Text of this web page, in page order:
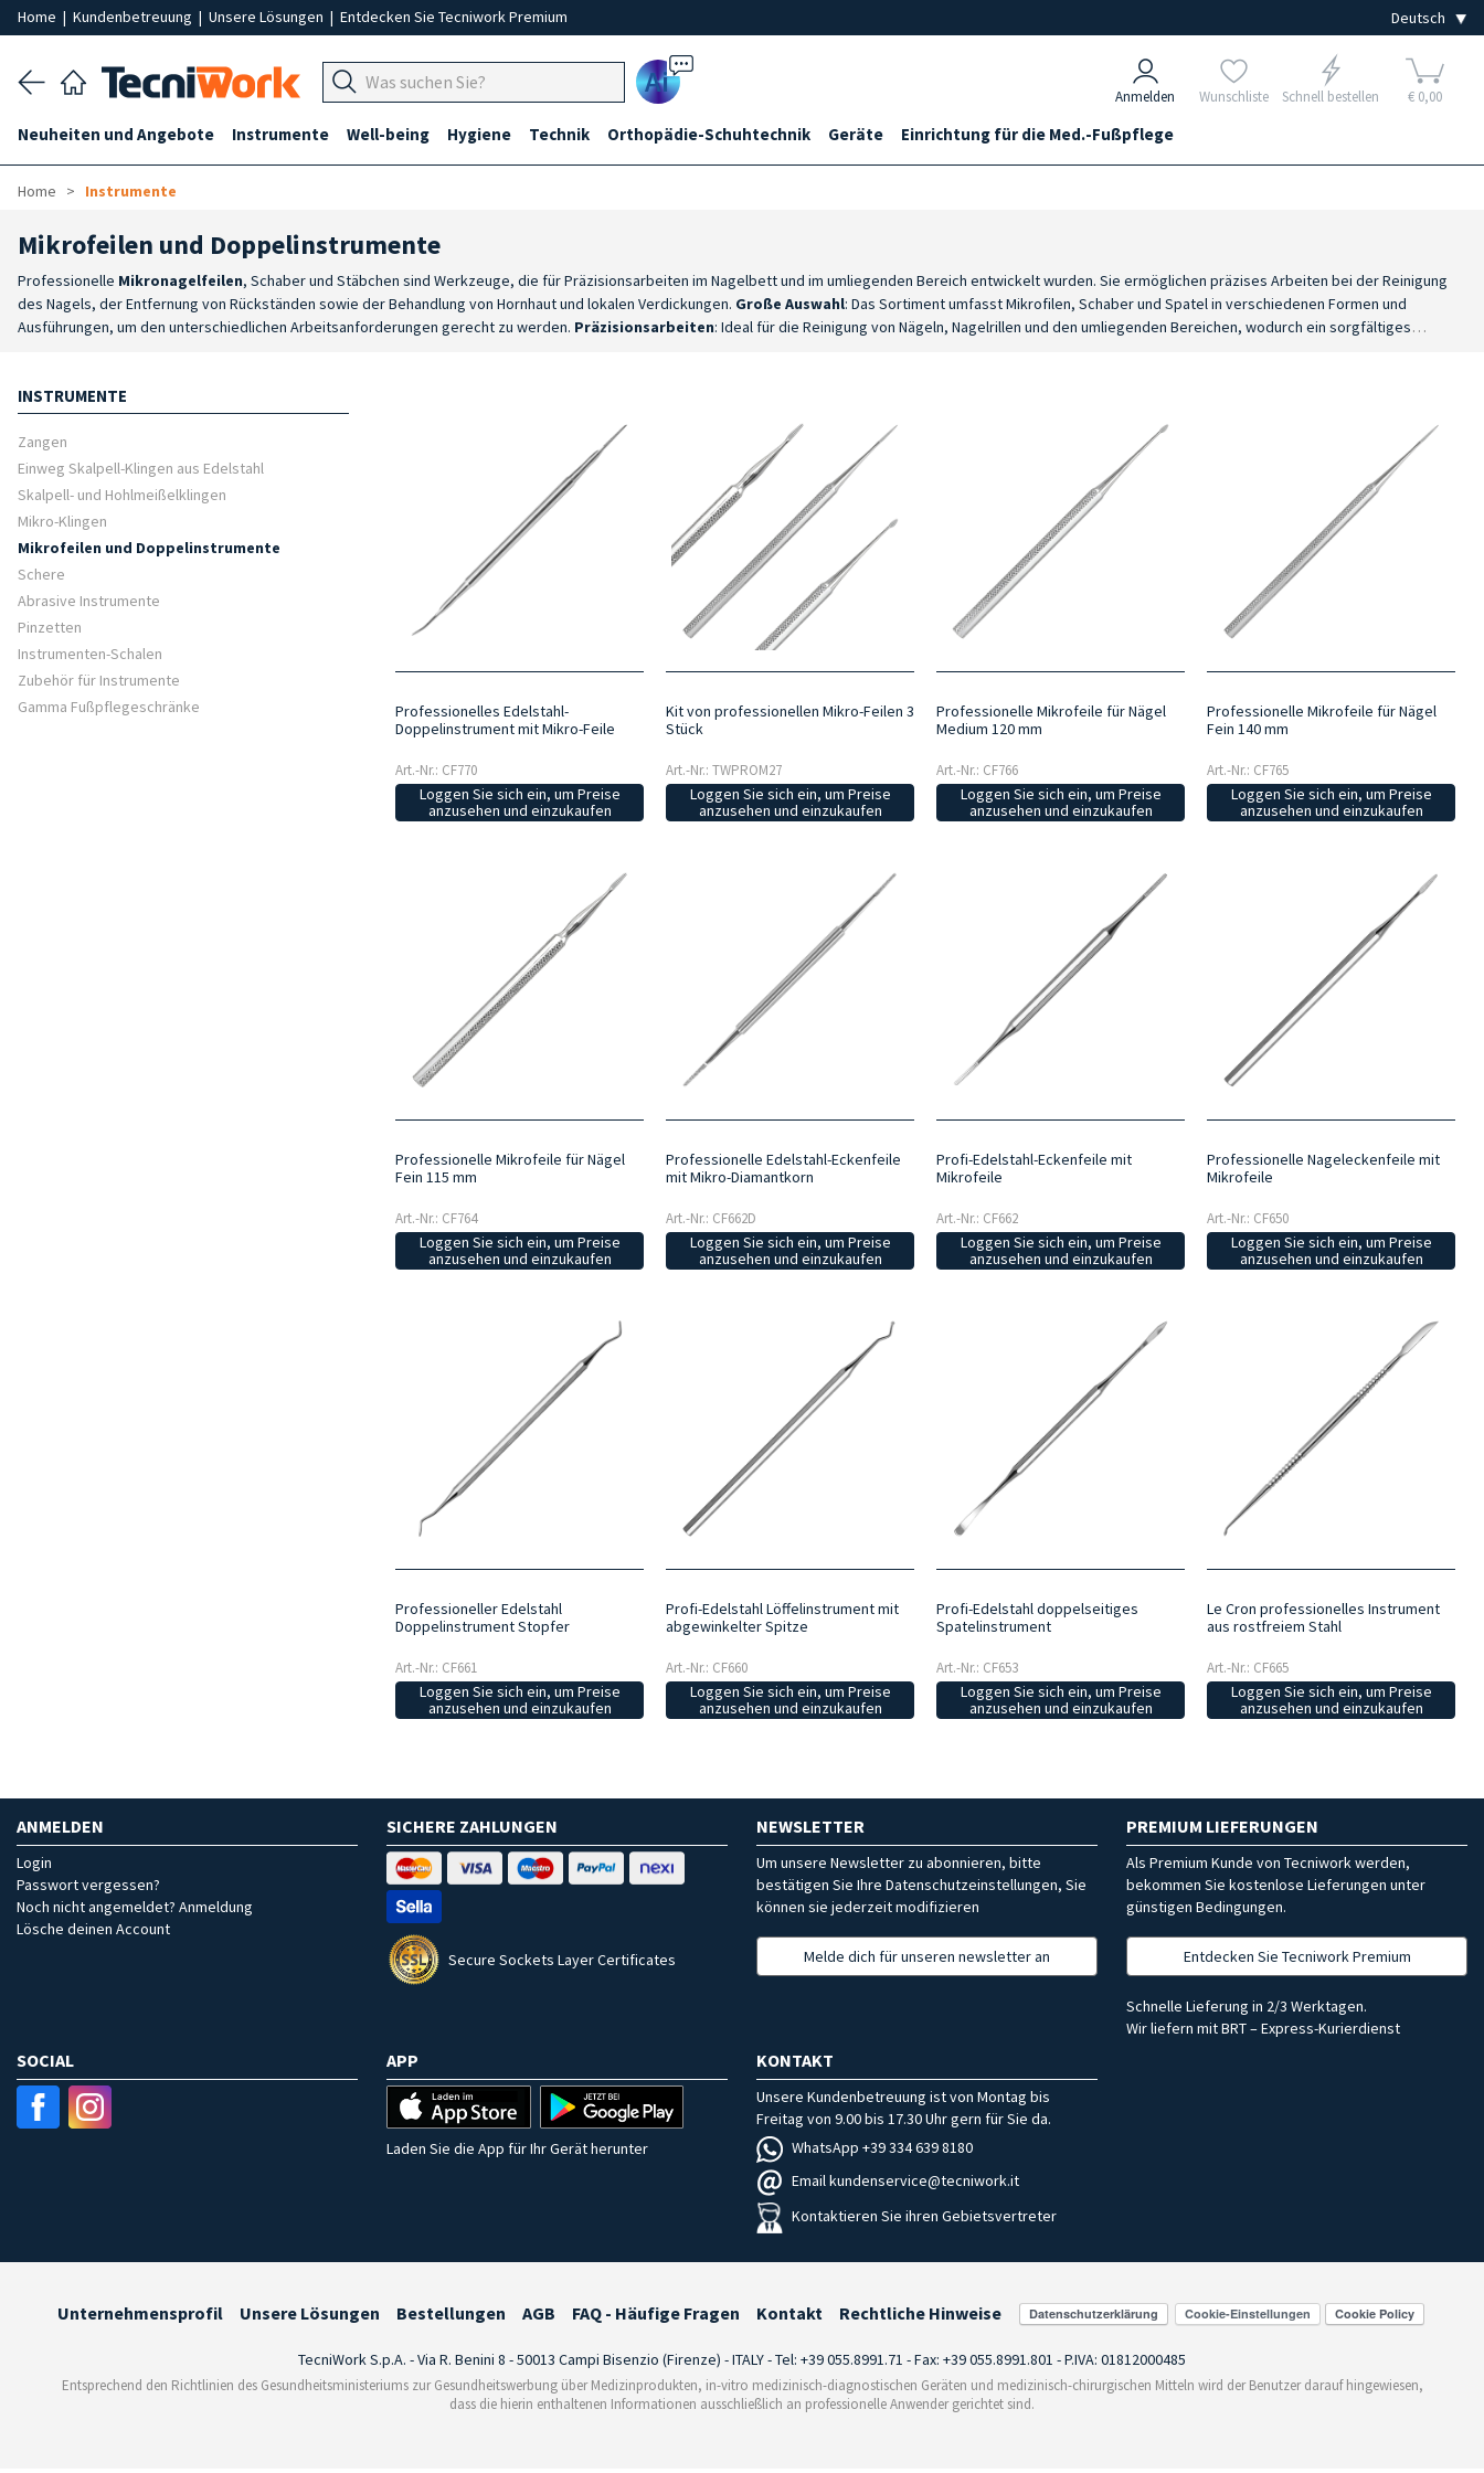
Home | Kundenbetreuung | Unsere Lösungen | Entdecken Sie Tecniwork Premium
Ai Anmelden Wunschliste Schnell bestellen € 0,00
Neuheiten und Angebote Instrumente Well-being Hygiene Technik Orthopädie-Schuhtechnik Geräte Einrichtung für die Med.-Fußpflege
Home Instrumente
Mikrofeilen und Doppelinstrumente
Professionelle Mikronagelfeilen, Schaber und Stäbchen sind Werkzeuge, die für Präzisionsarbeiten im Nagelbett und im umliegenden Bereich entwickelt wurden. Sie ermöglichen präzises Arbeiten bei der Reinigung
des Nagels, der Entfernung von Rückständen sowie der Behandlung von Hornhaut und lokalen Verdickungen. Große Auswahl: Das Sortiment umfasst Mikrofilen, Schaber und Spatel in verschiedenen Formen und
Ausführungen, um den unterschiedlichen Arbeitsanforderungen gerecht zu werden. Präzisionsarbeiten: Ideal für die Reinigung von Nägeln, Nagelrillen und den umliegenden Bereichen, wodurch ein sorgfältiges
INSTRUMENTE
Zangen
Einweg Skalpell-Klingen aus Edelstahl
Skalpell- und Hohlmeißelklingen
Mikro-Klingen
Mikrofeilen und Doppelinstrumente
Schere
Abrasive Instrumente
Pinzetten
Instrumenten-Schalen
Zubehör für Instrumente
Gamma Fußpflegeschränke
Professionelles Edelstahl-
Doppelinstrument mit Mikro-Feile
Art.-Nr.: CF770
Loggen Sie sich ein, um Preise
anzusehen und einzukaufen
Kit von professionellen Mikro-Feilen 3
Stück
Art.-Nr.: TWPROM27
Loggen Sie sich ein, um Preise
anzusehen und einzukaufen
Professionelle Mikrofeile für Nägel
Medium 120 mm
Art.-Nr.: CF766
Loggen Sie sich ein, um Preise
anzusehen und einzukaufen
Professionelle Mikrofeile für Nägel
Fein 140 mm
Art.-Nr.: CF765
Loggen Sie sich ein, um Preise
anzusehen und einzukaufen
Professionelle Mikrofeile für Nägel
Fein 115 mm
Art.-Nr.: CF764
Loggen Sie sich ein, um Preise
anzusehen und einzukaufen
Professionelle Edelstahl-Eckenfeile
mit Mikro-Diamantkorn
Art.-Nr.: CF662D
Loggen Sie sich ein, um Preise
anzusehen und einzukaufen
Profi-Edelstahl-Eckenfeile mit
Mikrofeile
Art.-Nr.: CF662
Loggen Sie sich ein, um Preise
anzusehen und einzukaufen
Professionelle Nageleckenfeile mit
Mikrofeile
Art.-Nr.: CF650
Loggen Sie sich ein, um Preise
anzusehen und einzukaufen
Professioneller Edelstahl
Doppelinstrument Stopfer
Art.-Nr.: CF661
Loggen Sie sich ein, um Preise
anzusehen und einzukaufen
Profi-Edelstahl Löffelinstrument mit
abgewinkelter Spitze
Art.-Nr.: CF660
Loggen Sie sich ein, um Preise
anzusehen und einzukaufen
Profi-Edelstahl doppelseitiges
Spatelinstrument
Art.-Nr.: CF653
Loggen Sie sich ein, um Preise
anzusehen und einzukaufen
Le Cron professionelles Instrument
aus rostfreiem Stahl
Art.-Nr.: CF665
Loggen Sie sich ein, um Preise
anzusehen und einzukaufen
ANMELDEN
Login
Passwort vergessen?
Noch nicht angemeldet? Anmeldung
Lösche deinen Account
SICHERE ZAHLUNGEN
Secure Sockets Layer Certificates
NEWSLETTER
Um unsere Newsletter zu abonnieren, bitte
bestätigen Sie Ihre Datenschutzeinstellungen, Sie
können sie jederzeit modifizieren
Melde dich für unseren newsletter an
PREMIUM LIEFERUNGEN
Als Premium Kunde von Tecniwork werden,
bekommen Sie kostenlose Lieferungen unter
günstigen Bedingungen.
Entdecken Sie Tecniwork Premium
Schnelle Lieferung in 2/3 Werktagen.
Wir liefern mit BRT – Express-Kurierdienst
SOCIAL APP
Laden Sie die App für Ihr Gerät herunter
KONTAKT
Unsere Kundenbetreuung ist von Montag bis
Freitag von 9.00 bis 17.30 Uhr gern für Sie da.
WhatsApp +39 334 639 8180
Email kundenservice@tecniwork.it
Kontaktieren Sie ihren Gebietsvertreter
Unternehmensprofil Unsere Lösungen Bestellungen AGB FAQ - Häufige Fragen Kontakt Rechtliche Hinweise Cookie-Einstellungen
TecniWork S.p.A. - Via R. Benini 8 - 50013 Campi Bisenzio (Firenze) - ITALY - Tel: +39 055.8991.71 - Fax: +39 055.8991.801 - P.IVA: 01812000485
Entsprechend den Richtlinien des Gesundheitsministeriums zur Gesundheitswerbung über Medizinprodukten, in-vitro medizinisch-diagnostischen Geräten und medizinisch-chirurgischen Mitteln wird der Benutzer darauf hingewiesen,
dass die hierin enthaltenen Informationen ausschließlich an professionelle Anwender gerichtet sind.